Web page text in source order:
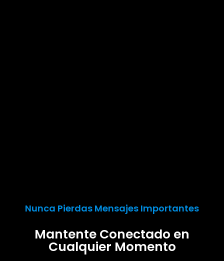
Nunca Pierdas Mensajes Importantes
Mantente Conectado en
Cualquier Momento